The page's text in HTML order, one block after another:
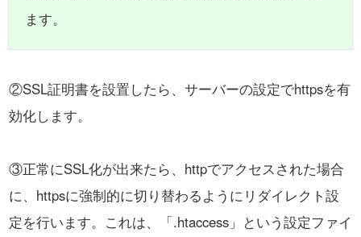
ます。
②SSL証明書を設置したら、サーバーの設定でhttpsを有
効化します。
③正常にSSL化が出来たら、httpでアクセスされた場合
に、httpsに強制的に切り替わるようにリダイレクト設
定を行います。 これは、「.htaccess」という設定ファイ